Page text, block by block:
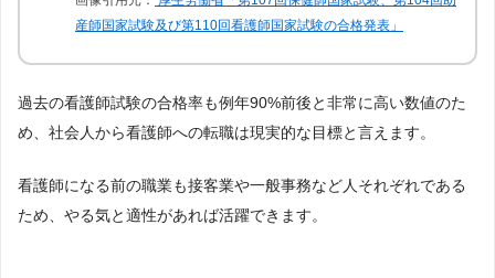
産師国家試験及び第110回看護師国家試験の合格発表」
過去の看護師試験の合格率も例年90%前後と非常に高い数値のた
め、社会人から看護師への転職は現実的な目標と言えます。
看護師になる前の職業も接客業や一般事務など人それぞれである
ため、やる気と適性があれば活躍できます。